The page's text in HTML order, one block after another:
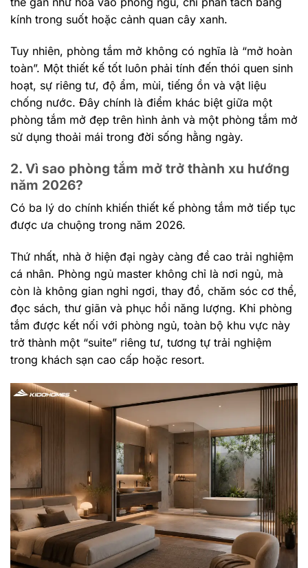
kính trong suốt hoặc cảnh quan cây xanh.
Tuy nhiên, phòng tắm mở không có nghĩa là “mở hoàn
toàn”. Một thiết kế tốt luôn phải tính đến thói quen sinh
hoạt, sự riêng tư, độ ẩm, mùi, tiếng ồn và vật liệu
chống nước. Đây chính là điểm khác biệt giữa một
phòng tắm mở đẹp trên hình ảnh và một phòng tắm mở
sử dụng thoải mái trong đời sống hằng ngày.
2. Vì sao phòng tắm mở trở thành xu hướng
năm 2026?
Có ba lý do chính khiến thiết kế phòng tắm mở tiếp tục
được ưa chuộng trong năm 2026.
Thứ nhất, nhà ở hiện đại ngày càng đề cao trải nghiệm
cá nhân. Phòng ngủ master không chỉ là nơi ngủ, mà
còn là không gian nghỉ ngơi, thay đồ, chăm sóc cơ thể,
đọc sách, thư giãn và phục hồi năng lượng. Khi phòng
tắm được kết nối với phòng ngủ, toàn bộ khu vực này
trở thành một “suite” riêng tư, tương tự trải nghiệm
trong khách sạn cao cấp hoặc resort.